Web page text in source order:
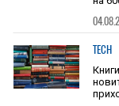
TECH